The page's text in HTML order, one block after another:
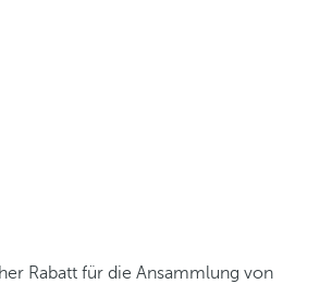
Rabatt für die Ansammlung von